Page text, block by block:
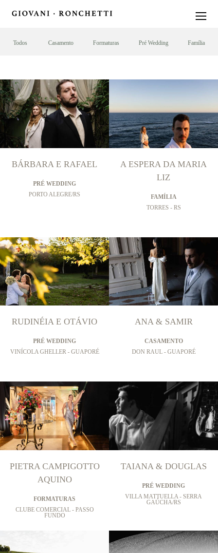
Todos Casamento Formaturas Pré Wedding Família
BÁRBARA E RAFAEL
PRÉ WEDDING
PORTO ALEGRE/RS
A ESPERA DA MARIA
LIZ
FAMÍLIA
TORRES - RS
RUDINÉIA E OTÁVIO
PRÉ WEDDING
VINÍCOLA GHELLER - GUAPORÉ
ANA & SAMIR
CASAMENTO
DON RAUL - GUAPORÉ
PIETRA CAMPIGOTTO
AQUINO
FORMATURAS
CLUBE COMERCIAL - PASSO
FUNDO
TAIANA & DOUGLAS
PRÉ WEDDING
VILLA MATTUELLA - SERRA
GAÚCHA/RS